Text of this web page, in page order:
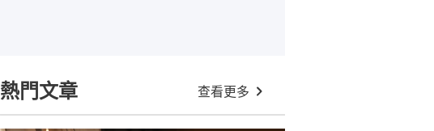
熱門文章 查看更多